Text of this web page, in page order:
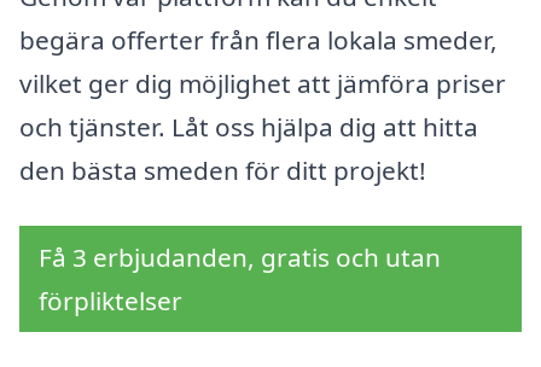
begära offerter från flera lokala smeder,
vilket ger dig möjlighet att jämföra priser
och tjänster. Låt oss hjälpa dig att hitta
den bästa smeden för ditt projekt!
Få 3 erbjudanden, gratis och utan
förpliktelser